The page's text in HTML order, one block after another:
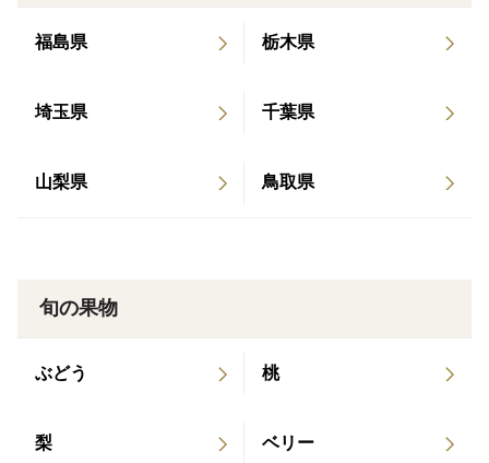
福島県 栃木県
埼玉県 千葉県
山梨県 鳥取県
旬の果物
ぶどう 桃
梨 ベリー